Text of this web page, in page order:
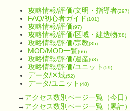
攻略情報/評価/文明・指導者(297)
FAQ/初心者ガイド(101)
攻略情報/評価(97)
攻略情報/評価/区域・建造物(88)
攻略情報/評価/宗教(85)
MOD/MOD一覧(66)
攻略情報/評価/遺産(63)
攻略情報/評価/ユニット (59)
データ/区域(52)
データ/ユニット (48)
→ アクセス数別ページ一覧（今日）
→ アクセス数別ページ一覧（累計）